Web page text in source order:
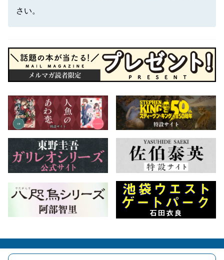
さい。
会社概要 自費出版のご案内 お問合せ